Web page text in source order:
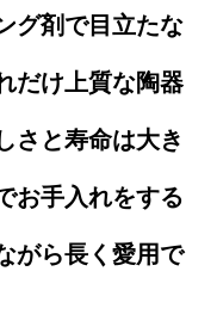
グ剤で目立たな
だけ上質な陶器
さと寿命は大き
お手入れをする
がら長く愛用で